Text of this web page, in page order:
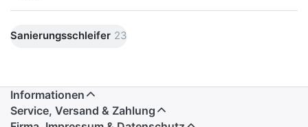
vibrationsgedämpften, ergonomischen
• Für den fixen Schlauchanschluss: Adpater mit
FLEX Clip-Anschluss für Ø 32 mm Rastanschluss in
der Grundausstattung enthalten
Sanierungsschleifer 23
Informationen
Service, Versand & Zahlung